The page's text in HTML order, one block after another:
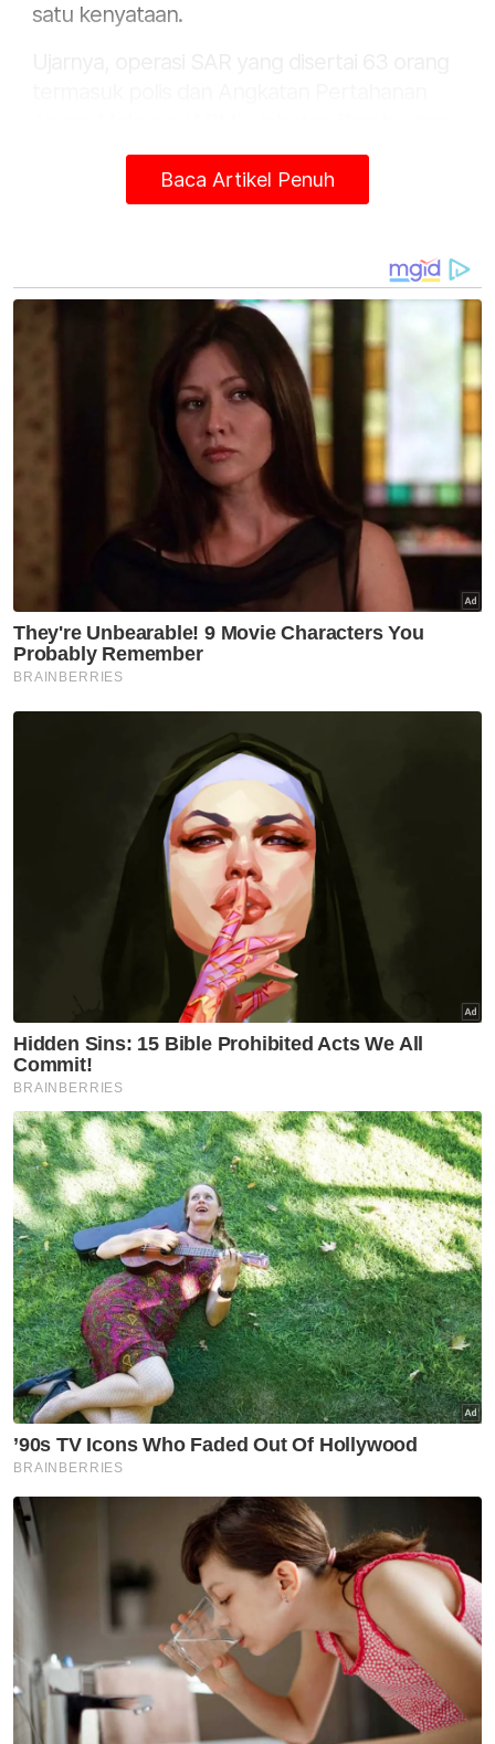
satu kenyataan.
Penyelamat Malaysia, Pasukan Penyelamat
di Air (PPDA) Bukit Angin serca orang awam
ditamatkan pada jam 3 petang Sabtu.
Dalam kejadian pada Ahad, mangsa bersama
anaknya saudaranya, Mohammad Naufal
Farhan Mohd Azrul, 8, dihanyutkan arus
sungai ketika mandi.
Bagaimanapun, mayat Mohamad Naufal
ditemukan kira-kira 35 meter dari tempat
kejadian pada jam 10.33 pagi, Isnin.
Mayat lelaki tidak sempurna ditemukan terapung
Remaja lelaki dikhuatiri lemas dihanyutkan arus di
Hakisan Sungai Pahang: Kubur Kampung Ganchong
Hulu dipindahkan
ARTIKEL BERKAITAN:
dikhuatiri lemas
Berita Telus & Tulus menerusi E-Mel setiap
Muat turun aplikasi Sinar Harian.
Mayat
Mayat Pelajar
Lemas
Pelajar SMK Temerloh
SMK Temerloh
Sungai Pahang
Pahang
Artikel Disyorkan
Baca Artikel Penuh